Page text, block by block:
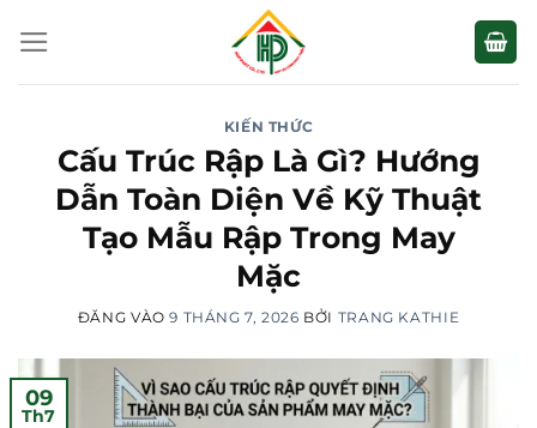
qua
nội
KIẾN THỨC
Cấu Trúc Rập Là Gì? Hướng
Dẫn Toàn Diện Về Kỹ Thuật
Tạo Mẫu Rập Trong May
Mặc
ĐĂNG VÀO9 THÁNG 7, 2026 BỞI TRANG KATHIE
09
Th7